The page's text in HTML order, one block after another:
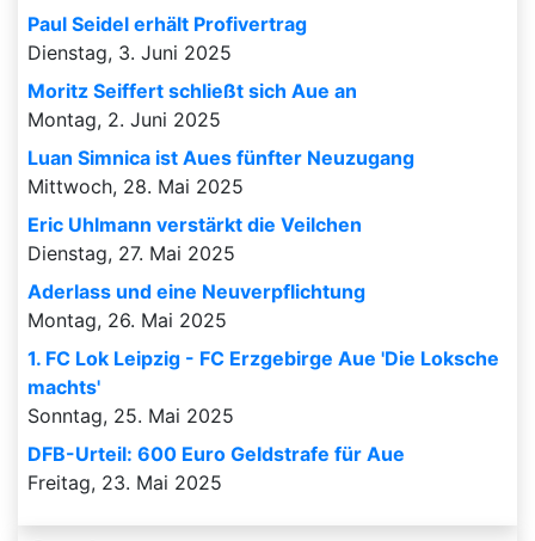
Paul Seidel erhält Profivertrag
Dienstag, 3. Juni 2025
Moritz Seiffert schließt sich Aue an
Montag, 2. Juni 2025
Luan Simnica ist Aues fünfter Neuzugang
Mittwoch, 28. Mai 2025
Eric Uhlmann verstärkt die Veilchen
Dienstag, 27. Mai 2025
Aderlass und eine Neuverpflichtung
Montag, 26. Mai 2025
1. FC Lok Leipzig - FC Erzgebirge Aue 'Die Loksche
machts'
Sonntag, 25. Mai 2025
DFB-Urteil: 600 Euro Geldstrafe für Aue
Freitag, 23. Mai 2025